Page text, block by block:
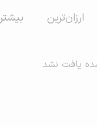
ارزان‌ترین بیشتر
یافت نشد